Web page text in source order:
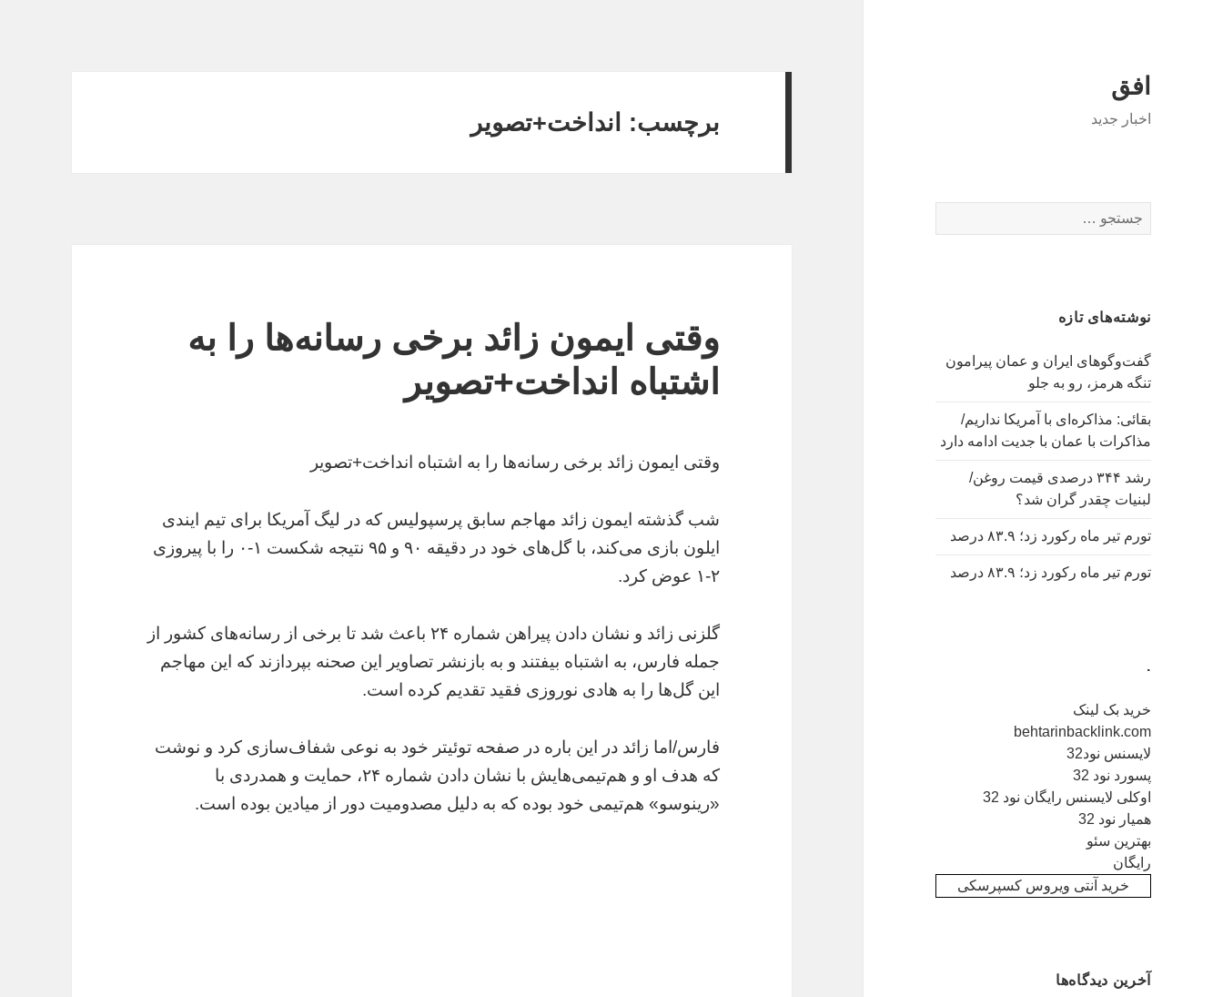
افق
اخبار جدید
برای:
نوشته‌های تازه
گفت‌وگوهای ایران و عمان پیرامون
تنگه هرمز، رو به جلو
بقائی: مذاکره‌ای با آمریکا نداریم/
مذاکرات با عمان با جدیت ادامه دارد
رشد ۳۴۴ درصدی قیمت روغن/
لبنیات چقدر گران شد؟
تورم تیر ماه رکورد زد؛ ۸۳.۹ درصد
تورم تیر ماه رکورد زد؛ ۸۳.۹ درصد
.
خرید بک لینک
behtarinbacklink.com
لایسنس نود32
پسورد نود 32
اوکلی لایسنس رایگان نود 32
همیار نود 32
بهترین سئو
رایگان
خرید آنتی ویروس کسپرسکی
آخرین دیدگاه‌ها
برچسب: انداخت+تصویر
وقتی ایمون زائد برخی رسانه‌ها را به
اشتباه انداخت+تصویر
وقتی ایمون زائد برخی رسانه‌ها را به اشتباه انداخت+تصویر
شب گذشته ایمون زائد مهاجم سابق پرسپولیس که در لیگ آمریکا برای تیم ایندی
ایلون بازی می‌کند، با گل‌های خود در دقیقه ۹۰ و ۹۵ نتیجه شکست ۱-۰ را با پیروزی
۲-۱ عوض کرد.
گلزنی زائد و نشان دادن پیراهن شماره ۲۴ باعث شد تا برخی از رسانه‌های کشور از
جمله فارس، به اشتباه بیفتند و به بازنشر تصاویر این صحنه بپردازند که این مهاجم
این گل‌ها را به هادی نوروزی فقید تقدیم کرده است.
فارس/اما زائد در این باره در صفحه توئیتر خود به نوعی شفاف‌سازی کرد و نوشت
که هدف او و هم‌تیمی‌هایش با نشان دادن شماره ۲۴، حمایت و همدردی با
«رینوسو» هم‌تیمی خود بوده که به دلیل مصدومیت دور از میادین بوده است.